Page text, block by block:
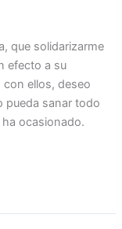
que solidarizarme
efecto a su
ellos, deseo
pueda sanar todo
ocasionado.